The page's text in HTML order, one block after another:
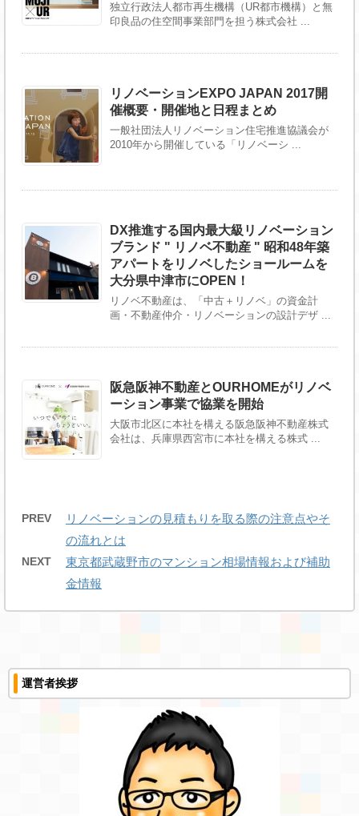
独立行政法人都市再生機構（UR都市機構）と無
印良品の住空間事業部門を担う株式会社 ...
リノベーションEXPO JAPAN 2017開
催概要・開催地と日程まとめ
一般社団法人リノベーション住宅推進協議会が
2010年から開催している「リノベーシ ...
DX推進する国内最大級リノベーション
ブランド " リノベ不動産 " 昭和48年築
アパートをリノベしたショールームを
大分県中津市にOPEN！
リノベ不動産は、「中古＋リノベ」の資金計
画・不動産仲介・リノベーションの設計デザ ...
阪急阪神不動産とOURHOMEがリノベ
ーション事業で協業を開始
大阪市北区に本社を構える阪急阪神不動産株式
会社は、兵庫県西宮市に本社を構える株式 ...
PREV
リノベーションの見積もりを取る際の注意点やそ
の流れとは
NEXT
東京都武蔵野市のマンション相場情報および補助
金情報
運営者挨拶